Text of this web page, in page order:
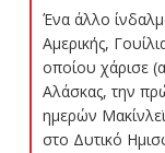
Ένα άλλο
Αμερικής,
οποίου χάρισε
Αλάσκας, την
ημερών
στο Δυτικό